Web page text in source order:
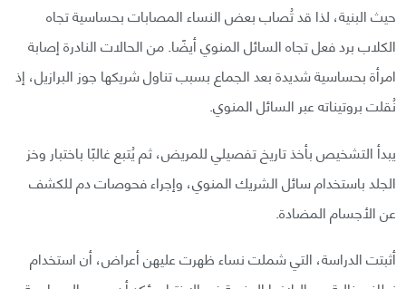
حيث البنية، لذا قد تُصاب بعض النساء المصابات بحساسية تجاه
الكلاب برد فعل تجاه السائل المنوي أيضًا. من الحالات النادرة إصابة
امرأة بحساسية شديدة بعد الجماع بسبب تناول شريكها جوز البرازيل، إذ
نُقلت بروتيناته عبر السائل المنوي.
يبدأ التشخيص بأخذ تاريخ تفصيلي للمريض، ثم يُتبع غالبًا باختبار وخز
الجلد باستخدام سائل الشريك المنوي، وإجراء فحوصات دم للكشف
عن الأجسام المضادة.
أثبتت الدراسة، التي شملت نساء ظهرت عليهن أعراض، أن استخدام